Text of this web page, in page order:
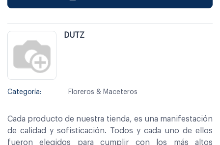
DUTZ
Categoría: Floreros & Maceteros
Cada producto de nuestra tienda, es una manifestación
de calidad y sofisticación. Todos y cada uno de ellos
fueron elegidos para cumplir con los más altos